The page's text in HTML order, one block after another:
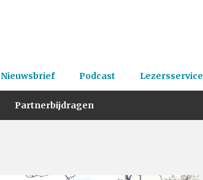
Nieuwsbrief Podcast Lezersservice
Partnerbijdragen